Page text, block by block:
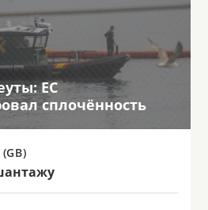
ЕС
сплочённость